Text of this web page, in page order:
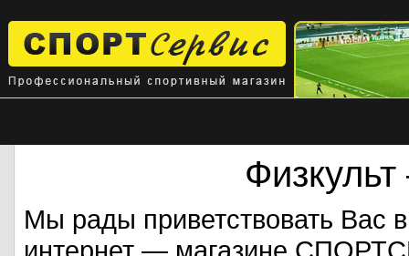
Мы рады приветствовать Вас